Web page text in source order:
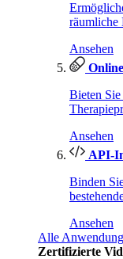
räumliche
Ansehen
Bieten
Ansehen
API-
Binden
Ansehen
Alle
Zertifizierte